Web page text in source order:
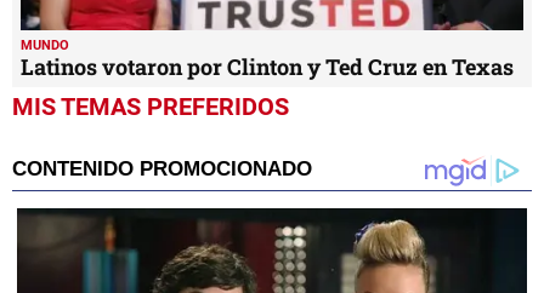
MUNDO
Latinos votaron por Clinton y Ted Cruz en Texas
MIS TEMAS PREFERIDOS